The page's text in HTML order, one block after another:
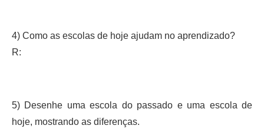
4) Como as escolas de hoje ajudam no aprendizado?
R:
5) Desenhe uma escola do passado e uma escola de
hoje, mostrando as diferenças.